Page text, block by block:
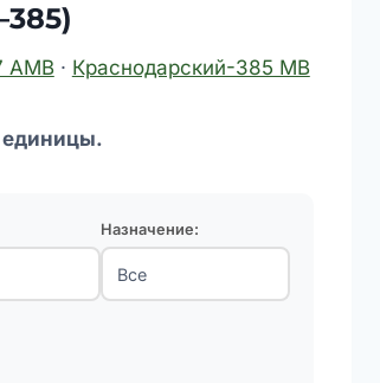
АМВ· Краснодарский-385 МВ
единицы.
Назначение: